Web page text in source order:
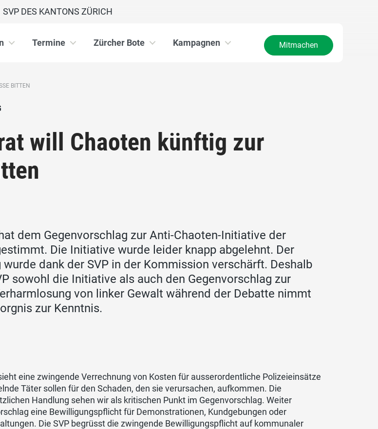
SVP DES KANTONS ZÜRICH
Termine Zürcher Bote Kampagnen Mitmachen
BITTEN
will Chaoten künftig zur
dem Gegenvorschlag zur Anti-Chaoten-Initiative der
Die Initiative wurde leider knapp abgelehnt. Der
wurde dank der SVP in der Kommission verschärft. Deshalb
sowohl die Initiative als auch den Gegenvorschlag zur
von linker Gewalt während der Debatte nimmt
zur Kenntnis.
eine zwingende Verrechnung von Kosten für ausserordentliche Polizeieinsätze
Täter sollen für den Schaden, den sie verursachen, aufkommen. Die
Handlung sehen wir als kritischen Punkt im Gegenvorschlag. Weiter
eine Bewilligungspflicht für Demonstrationen, Kundgebungen oder
Die SVP begrüsst die zwingende Bewilligungspflicht auf kommunaler